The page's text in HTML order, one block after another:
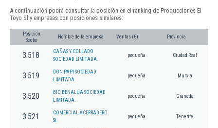
A continuación podrá consultar la posición en el ranking de Producciones El
Toyo Sl y empresas con posiciones similares:
Posición
Sector
Nombre de la empresa Ventas (€) Provincia
3.518
CAÑAS Y COLLADO
SOCIEDAD LIMITADA.
pequeña Ciudad Real
3.519
DON PAPI SOCIEDAD
LIMITADA.
pequeña Murcia
3.520
BIO BENALUA SOCIEDAD
LIMITADA.
pequeña Granada
3.521
COMERCIAL ACERRADERO
SL
pequeña Tenerife